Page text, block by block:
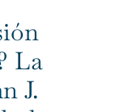
La
J.